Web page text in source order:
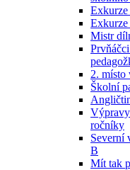
Exkurze
Mistr
2. místo
Školní
ročníky
Severní
B
Mít tak